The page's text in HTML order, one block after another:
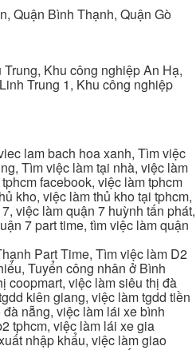
Quận Bình Thạnh, Quận Gò
Khu công nghiệp An Hạ,
Trung 1, Khu công nghiệp
lam bach hoa xanh, Tìm việc
Tìm việc làm tại nhà, việc làm
facebook, việc làm tphcm
kho, việc làm thủ kho tại tphcm,
việc làm quận 7 huỳnh tấn phát,
7 part time, tìm việc làm quận
Part Time, Tìm việc làm D2
Tuyển công nhân ở Bình
coopmart, việc làm siêu thị đà
kiên giang, việc làm tgdd tiền
nẵng, việc làm lái xe bình
tphcm, việc làm lái xe gia
nhập khẩu, việc làm giao